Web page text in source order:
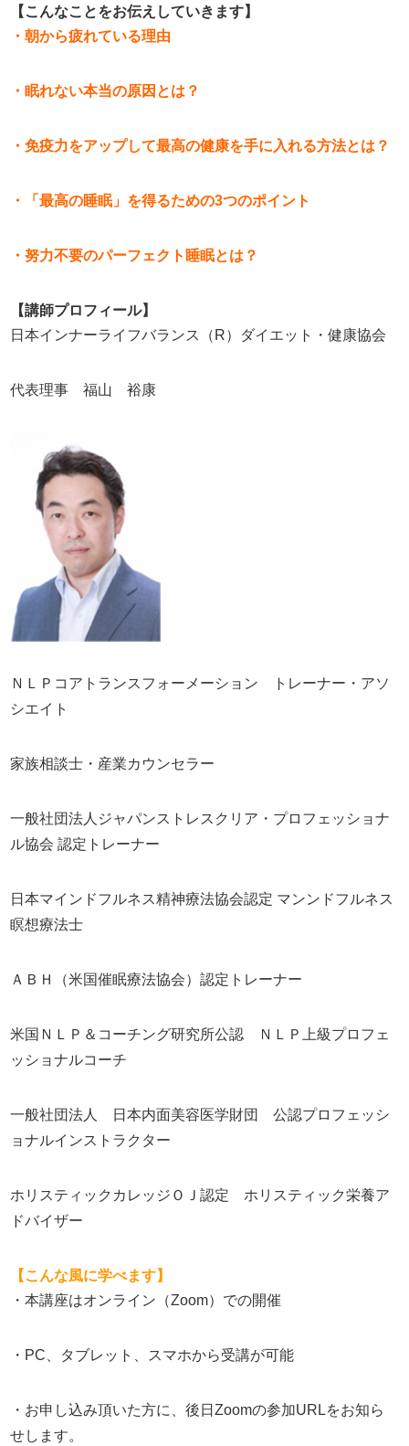
【こんなことをお伝えしていきます】
・朝から疲れている理由
・眠れない本当の原因とは？
・免疫力をアップして最高の健康を手に入れる方法とは？
・「最高の睡眠」を得るための3つのポイント
・努力不要のパーフェクト睡眠とは？
【講師プロフィール】
日本インナーライフバランス（ R）ダイエット・健康協会
代表理事 福山 裕康
ＮＬＰコアトランスフォーメーション トレーナー・アソ
シエイト
家族相談士・産業カウンセラー
一般社団法人ジャパンストレスクリア・プロフェッショナ
ル協会 認定トレーナー
日本マインドフルネス精神療法協会認定 マンンドフルネス
瞑想療法士
ＡＢＨ（米国催眠療法協会）認定トレーナー
米国ＮＬＰ＆コーチング研究所公認 ＮＬＰ上級プロフェ
ッショナルコーチ
一般社団法人 日本内面美容医学財団 公認プロフェッシ
ョナルインストラクター
ホリスティックカレッジＯＪ認定 ホリスティック栄養ア
ドバイザー
【こんな風に学べます】
・本講座はオンライン（Zoom）での開催
・ PC 、タブレット、スマホから受講が可能
・お申し込み頂いた方に、後日Zoomの参加URLをお知ら
せします。